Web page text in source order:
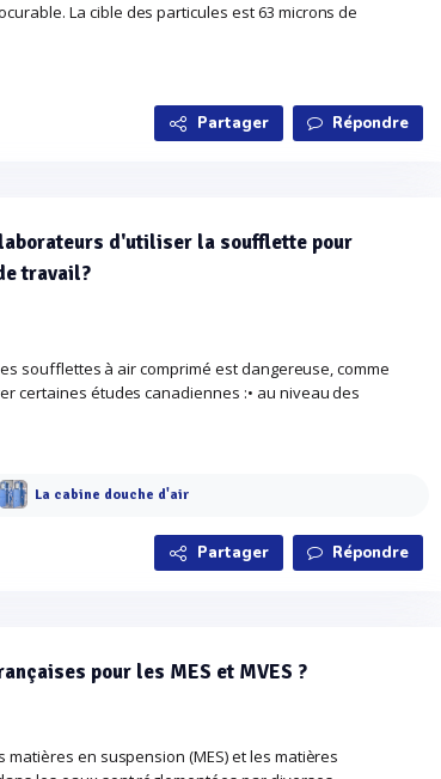
La cible des particules est 63 microns de
Partager Répondre
d'utiliser la soufflette pour
travail?
soufflettes à air comprimé est dangereuse, comme
certaines études canadiennes :• au niveau des
La cabine douche d'air
Partager Répondre
pour les MES et MVES ?
matières en suspension (MES) et les matières